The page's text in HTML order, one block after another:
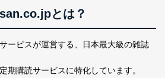
とは？
ービスが運営する、
日本最大級の雑誌
定期購読サービスに特化しています。